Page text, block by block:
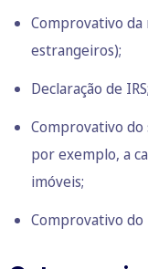
Comprovativo da
estrangeiros);
Declaração de IRS;
Comprovativo
por exemplo, a
imóveis;
Comprovativo do